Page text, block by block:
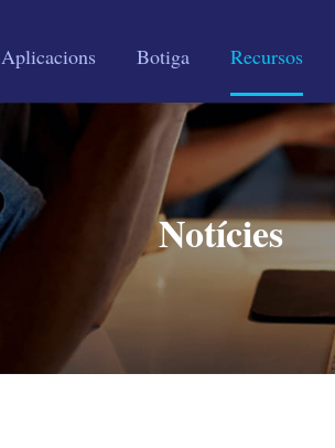
Aplicacions Botiga Recursos
Notícies